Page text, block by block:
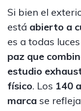
Si bien el
está abierto a
es a todas luces
paz que
estudio
físico. Los 140
marca se